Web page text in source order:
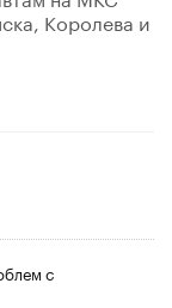
Королева и
с